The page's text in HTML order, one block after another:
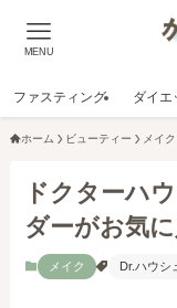
MENU
ファスティング ダイエ
ホーム ビューティー メイク
ドクターハ
ダーがお気
メイク Dr.ハウシ